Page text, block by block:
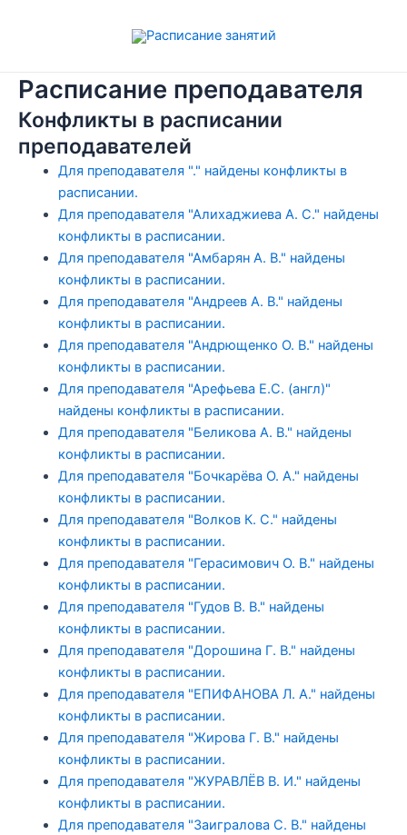
Расписание преподавателя
Конфликты в расписании
преподавателей
Для преподавателя "." найдены конфликты в
расписании.
Для преподавателя "Алихаджиева А. С." найдены
конфликты в расписании.
Для преподавателя "Амбарян А. В." найдены
конфликты в расписании.
Для преподавателя "Андреев А. В." найдены
конфликты в расписании.
Для преподавателя "Андрющенко О. В." найдены
конфликты в расписании.
Для преподавателя "Арефьева Е.С. (англ)"
найдены конфликты в расписании.
Для преподавателя "Беликова А. В." найдены
конфликты в расписании.
Для преподавателя "Бочкарёва О. А." найдены
конфликты в расписании.
Для преподавателя "Волков К. С." найдены
конфликты в расписании.
Для преподавателя "Герасимович О. В." найдены
конфликты в расписании.
Для преподавателя "Гудов В. В." найдены
конфликты в расписании.
Для преподавателя "Дорошина Г. В." найдены
конфликты в расписании.
Для преподавателя "ЕПИФАНОВА Л. А." найдены
конфликты в расписании.
Для преподавателя "Жирова Г. В." найдены
конфликты в расписании.
Для преподавателя "ЖУРАВЛЁВ В. И." найдены
конфликты в расписании.
Для преподавателя "Заигралова С. В." найдены